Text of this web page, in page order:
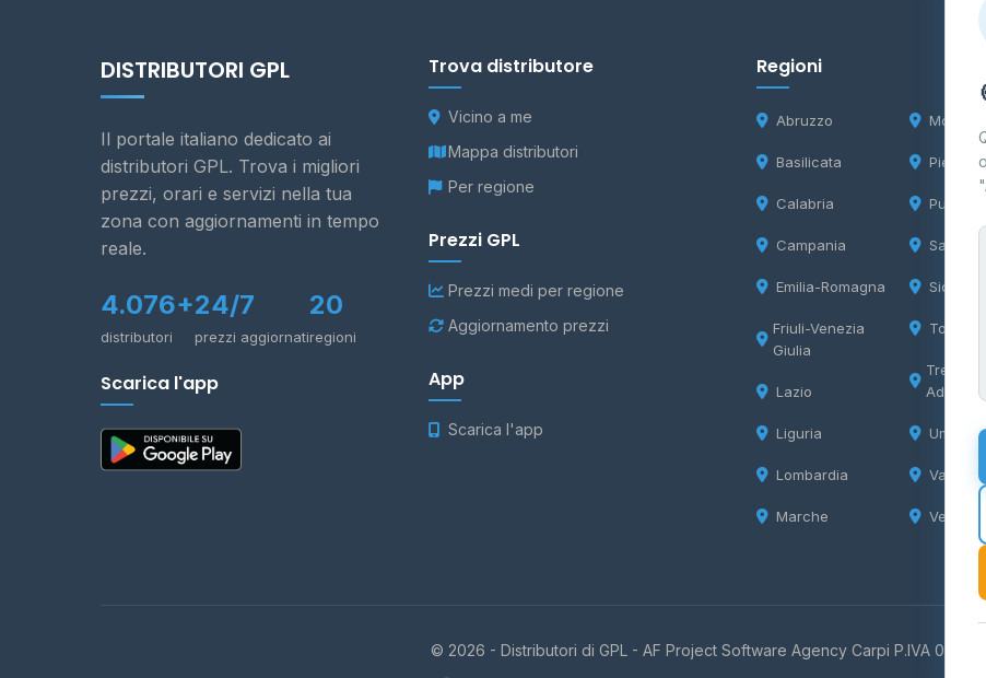
DISTRIBUTORI GPL
Il portale italiano dedicato ai
distributori GPL. Trova i migliori
prezzi, orari e servizi nella tua
zona con aggiornamenti in tempo
reale.
4.076+
distributori
24/7
prezzi aggiornati
20
regioni
Scarica l'app
Trova distributore
Vicino a me
Mappa distributori
Per regione
Prezzi GPL
Prezzi medi per regione
Aggiornamento prezzi
App
Scarica l'app
Regioni
Abruzzo
Basilicata
Calabria
Campania
Emilia-Romagna
Friuli-Venezia
Giulia
Lazio
Liguria
Lombardia
Marche
Molise
Puglia
Sardegna
Sicilia
Toscana
Adige
Umbria
Valle
Veneto
© 2026 - Distributori di GPL - AF Project Software Agency Carpi P.IVA